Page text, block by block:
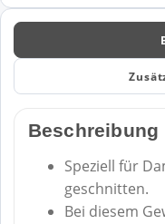
Beschreibung
Speziell für
geschnitten.
Bei diesem